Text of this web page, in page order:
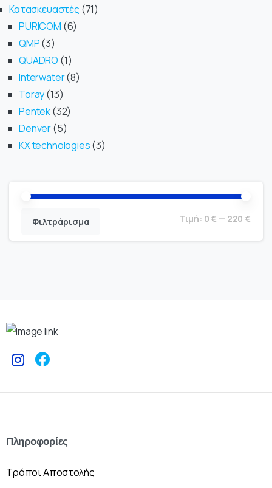
Κατασκευαστές 71
PURICOM 6
QMP 3
QUADRO 1
Interwater 8
Toray 13
Pentek 32
Denver 5
KX technologies 3
Φιλτράρισμα Τιμή: 0 € — 220 €
Πληροφορίες
Τρόποι Αποστολής